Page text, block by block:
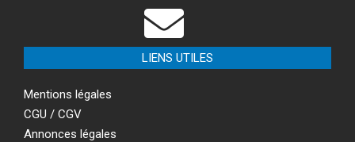
LIENS UTILES
Mentions légales
CGU / CGV
Annonces légales